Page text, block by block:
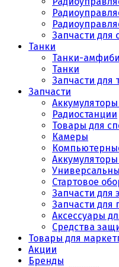
Запчасти для
Танки
Танки-
Танки
Запчасти для
Запчасти
Радиостанции
Товары для
Камеры
Стартовое
Запчасти для
Запчасти для
Аксессуары
Средства
Товары для
Акции
Бренды